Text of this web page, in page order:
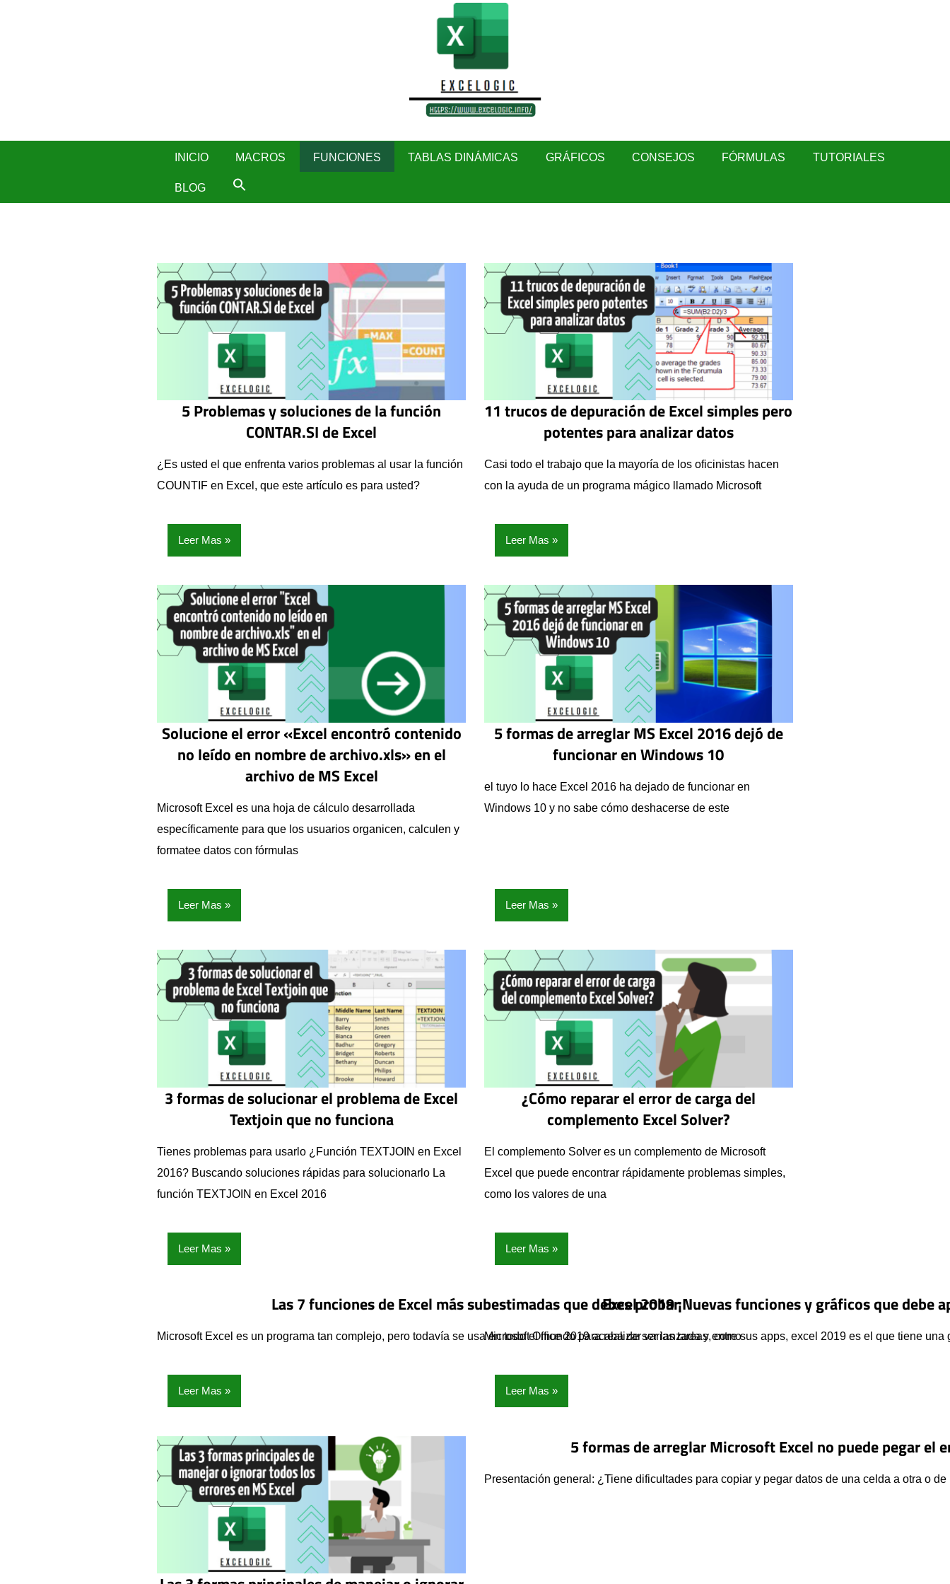
INICIO MACROS FUNCIONES TABLAS DINÁMICAS GRÁFICOS CONSEJOS FÓRMULAS TUTORIALES
BLOG
5 Problemas y soluciones de la función
CONTAR.SI de Excel
¿Es usted el que enfrenta varios problemas al usar la función
COUNTIF en Excel, que este artículo es para usted?
Leer Mas
11 trucos de depuración de Excel simples pero
potentes para analizar datos
Casi todo el trabajo que la mayoría de los oficinistas hacen
con la ayuda de un programa mágico llamado Microsoft
Leer Mas
Solucione el error «Excel encontró contenido
no leído en nombre de archivo.xls» en el
archivo de MS Excel
Microsoft Excel es una hoja de cálculo desarrollada
específicamente para que los usuarios organicen, calculen y
formatee datos con fórmulas
Leer Mas
5 formas de arreglar MS Excel 2016 dejó de
funcionar en Windows 10
el tuyo lo hace Excel 2016 ha dejado de funcionar en
Windows 10 y no sabe cómo deshacerse de este
Leer Mas
3 formas de solucionar el problema de Excel
Textjoin que no funciona
Tienes problemas para usarlo ¿Función TEXTJOIN en Excel
2016? Buscando soluciones rápidas para solucionarlo La
función TEXTJOIN en Excel 2016
Leer Mas
¿Cómo reparar el error de carga del
complemento Excel Solver?
El complemento Solver es un complemento de Microsoft
Excel que puede encontrar rápidamente problemas simples,
como los valores de una
Leer Mas
Las 7 funciones de Excel más subestimadas que debes probar
Microsoft Excel es un programa tan complejo, pero todavía se usa en todo el mundo para realizar varias tareas, como
Leer Mas
Excel 2019 ¡Nuevas funciones y gráficos que debe
Microsoft Office 2019 acaba de ser lanzada y entre sus apps, excel 2019 es el que tiene una
Leer Mas
5 formas de arreglar Microsoft Excel no puede pegar el
Presentación general: ¿Tiene dificultades para copiar y pegar datos de una celda a otra o